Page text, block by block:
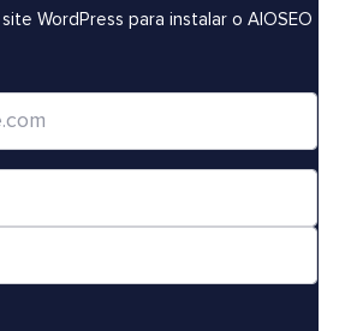
WordPress para instalar o AIOSEO